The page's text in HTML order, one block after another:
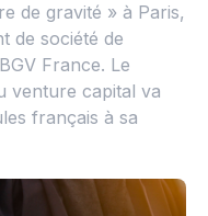
de gravité » à Paris,
de société de
France. Le
venture capital va
français à sa